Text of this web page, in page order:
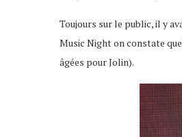
Toujours sur le public, il y
Music Night on constate
âgées pour Jolin).